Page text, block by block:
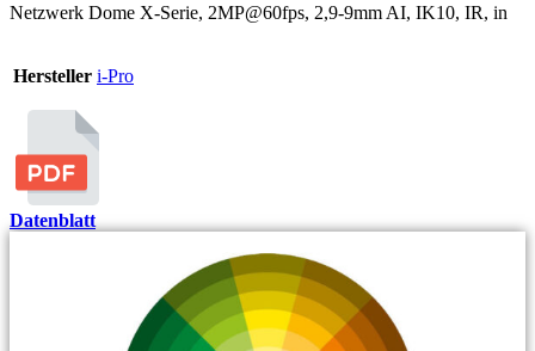
Netzwerk Dome X-Serie, 2MP@60fps, 2,9-9mm AI, IK10, IR, in
Hersteller i-Pro
Datenblatt